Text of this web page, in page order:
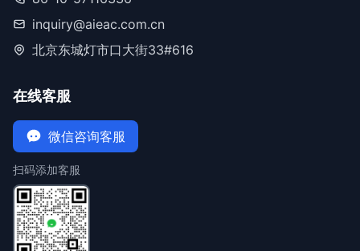
inquiry@aieac.com.cn
北京东城灯市口大街33#616
在线客服
微信咨询客服
扫码添加客服